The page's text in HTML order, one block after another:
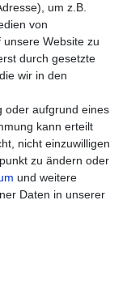
um z.B.
von
Website zu
durch gesetzte
wir in den
oder aufgrund eines
kann erteilt
nicht einzuwilligen
zu ändern oder
und weitere
Daten in unserer